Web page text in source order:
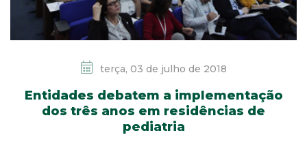
terça, 03 de julho de 2018
Entidades debatem a implementação
dos três anos em residências de
pediatria